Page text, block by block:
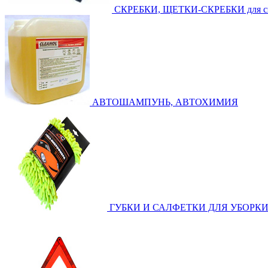
СКРЕБКИ, ЩЕТКИ-СКРЕБКИ для
АВТОШАМПУНЬ, АВТОХИМИЯ
ГУБКИ И САЛФЕТКИ ДЛЯ